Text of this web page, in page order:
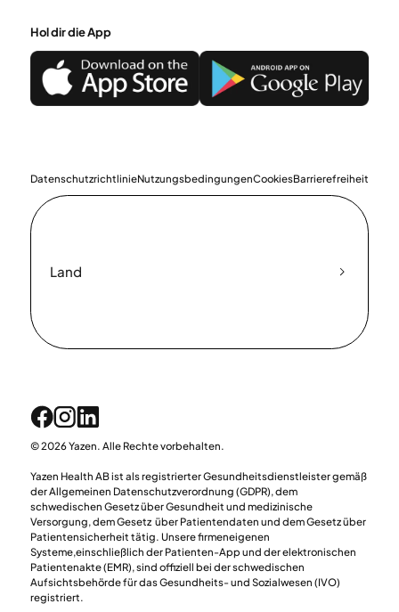
Hol dir die App
DatenschutzrichtlinieNutzungsbedingungenCookiesBarrierefreiheit
Land
© 2026 Yazen. Alle Rechte vorbehalten.
Yazen Health AB ist als registrierter Gesundheitsdienstleister gemäß
der Allgemeinen Datenschutzverordnung (GDPR), dem
schwedischen Gesetz über Gesundheit und medizinische
Versorgung, dem Gesetz über Patientendaten und dem Gesetz über
Patientensicherheit tätig. Unsere firmeneigenen
Systeme,einschließlich der Patienten-App und der elektronischen
Patientenakte (EMR), sind offiziell bei der schwedischen
Aufsichtsbehörde für das Gesundheits- und Sozialwesen (IVO)
registriert.